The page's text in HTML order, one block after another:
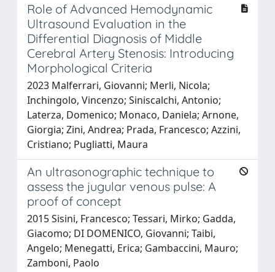
Role of Advanced Hemodynamic
Ultrasound Evaluation in the
Differential Diagnosis of Middle
Cerebral Artery Stenosis: Introducing
Morphological Criteria
2023 Malferrari, Giovanni; Merli, Nicola;
Inchingolo, Vincenzo; Siniscalchi, Antonio;
Laterza, Domenico; Monaco, Daniela; Arnone,
Giorgia; Zini, Andrea; Prada, Francesco; Azzini,
Cristiano; Pugliatti, Maura
An ultrasonographic technique to
assess the jugular venous pulse: A
proof of concept
2015 Sisini, Francesco; Tessari, Mirko; Gadda,
Giacomo; DI DOMENICO, Giovanni; Taibi,
Angelo; Menegatti, Erica; Gambaccini, Mauro;
Zamboni, Paolo